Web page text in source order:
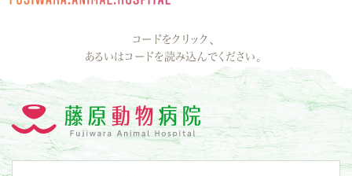
コードをクリック、
あるいはコードを読み込んでください。